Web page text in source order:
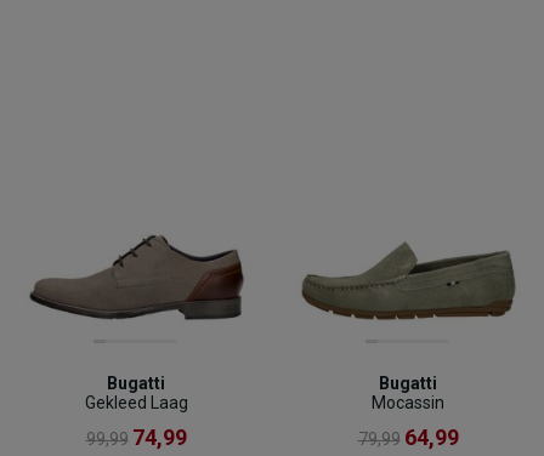
Bugatti
Gekleed Laag
99,99 74,99
Bugatti
Mocassin
79,99 64,99